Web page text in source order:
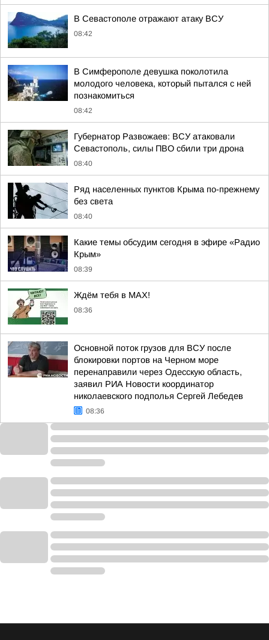
В Севастополе отражают атаку ВСУ
08:42
В Симферополе девушка поколотила
молодого человека, который пытался с ней
познакомиться
08:42
Губернатор Развожаев: ВСУ атаковали
Севастополь, силы ПВО сбили три дрона
08:40
Ряд населенных пунктов Крыма по-прежнему
без света
08:40
Какие темы обсудим сегодня в эфире «Радио
Крым»
08:39
Ждём тебя в MAX!
08:36
Основной поток грузов для ВСУ после
блокировки портов на Черном море
перенаправили через Одесскую область,
заявил РИА Новости координатор
николаевского подполья Сергей Лебедев
08:36